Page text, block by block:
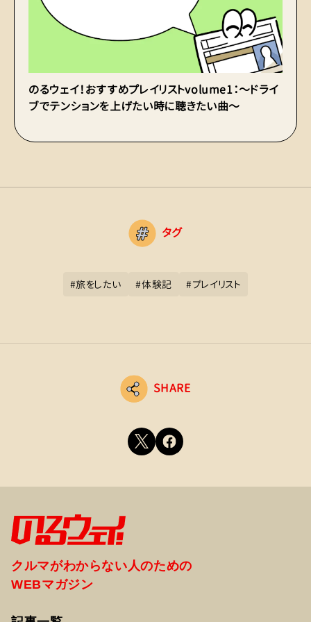
のるウェイ！おすすめプレイリストvolume1：〜ドライ
ブでテンションを上げたい時に聴きたい曲〜
タグ
#旅をしたい #体験記 #プレイリスト
SHARE
クルマがわからない人のための
WEBマガジン